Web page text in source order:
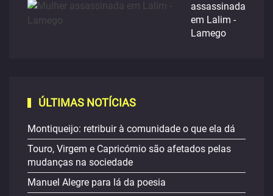
assassinada
em Lalim -
Lamego
ÚLTIMAS NOTÍCIAS
Montiqueijo: retribuir à comunidade o que ela dá
Touro, Virgem e Capricórnio são afetados pelas
mudanças na sociedade
Manuel Alegre para lá da poesia